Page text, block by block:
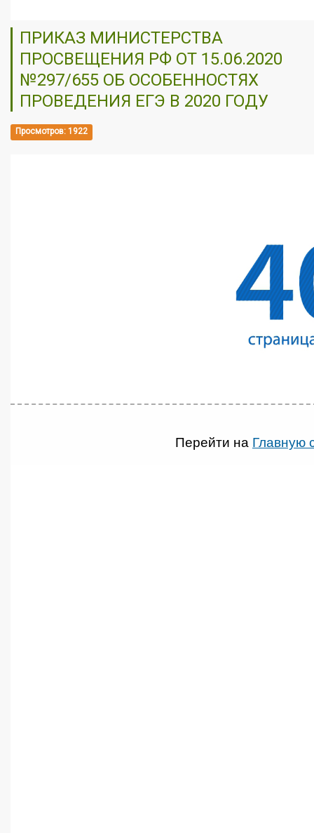
ПРИКАЗ МИНИСТЕРСТВА
ПРОСВЕЩЕНИЯ РФ ОТ 15.06.2020
№297/655 ОБ ОСОБЕННОСТЯХ
ПРОВЕДЕНИЯ ЕГЭ В 2020 ГОДУ
Просмотров: 1922